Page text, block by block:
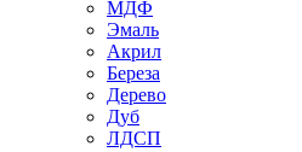
МДФ
Эмаль
Акрил
Береза
Дерево
Дуб
ЛДСП